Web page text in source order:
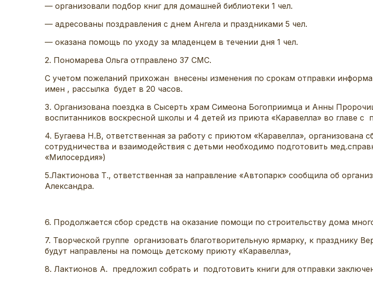
— организовали подбор книг для домашней библиотеки 1 чел.
— адресованы поздравления с днем Ангела и праздниками 5 чел.
— оказана помощь по уходу за младенцем в течении дня 1 чел.
2. Пономарева Ольга отправлено 37 СМС.
С учетом пожеланий прихожан внесены изменения по срокам отправки
имен , рассылка будет в 20 часов.
3. Организована поездка в Сысерть храм Симеона Богоприимца и Анны
воспитанников воскресной школы и 4 детей из приюта «Каравелла» во главе с
4. Бугаева Н.В, ответственная за работу с приютом «Каравелла», организована
сотрудничества и взаимодействия с детьми необходимо подготовить
«Милосердия»)
5.Лактионова Т., ответственная за направление «Автопарк» сообщила об
Александра.
6. Продолжается сбор средств на оказание помощи по строительству дома
7. Творческой группе организовать благотворительную ярмарку, к празднику
будут направлены на помощь детскому приюту «Каравелла»,
8. Лактионов А. предложил собрать и подготовить книги для отправки